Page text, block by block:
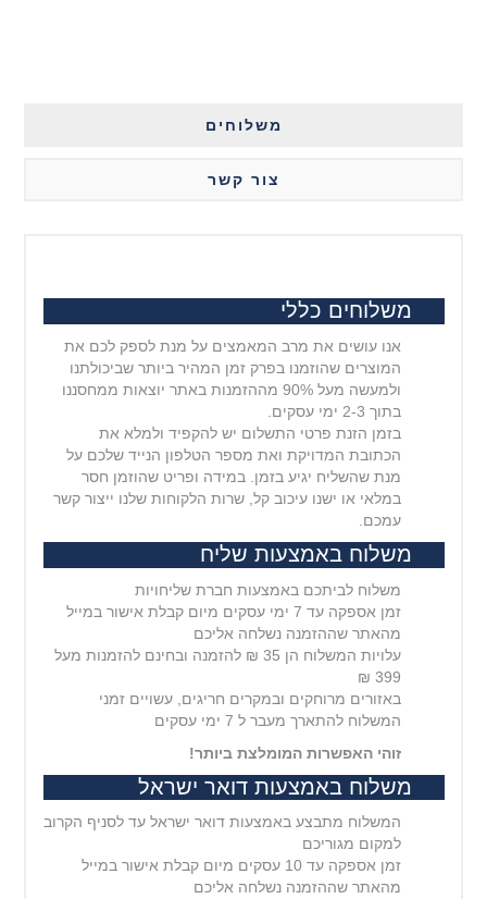
משלוחים
צור קשר
משלוחים כללי
אנו עושים את מרב המאמצים על מנת לספק לכם את
המוצרים שהוזמנו בפרק זמן המהיר ביותר שביכולתנו
ולמעשה מעל 90% מההזמנות באתר יוצאות ממחסננו
בתוך 2-3 ימי עסקים.
בזמן הזנת פרטי התשלום יש להקפיד ולמלא את
הכתובת המדויקת ואת מספר הטלפון הנייד שלכם על
מנת שהשליח יגיע בזמן. במידה ופריט שהוזמן חסר
במלאי או ישנו עיכוב קל, שרות הלקוחות שלנו ייצור קשר
עמכם.
משלוח באמצעות שליח
משלוח לביתכם באמצעות חברת שליחויות
זמן אספקה עד 7 ימי עסקים מיום קבלת אישור במייל
מהאתר שההזמנה נשלחה אליכם
עלויות המשלוח הן 35 ₪ להזמנה ובחינם להזמנות מעל
399 ₪
באזורים מרוחקים ובמקרים חריגים, עשויים זמני
המשלוח להתארך מעבר ל 7 ימי עסקים
זוהי האפשרות המומלצת ביותר!
משלוח באמצעות דואר ישראל
המשלוח מתבצע באמצעות דואר ישראל עד לסניף הקרוב
למקום מגוריכם
זמן אספקה עד 10 עסקים מיום קבלת אישור במייל
מהאתר שההזמנה נשלחה אליכם